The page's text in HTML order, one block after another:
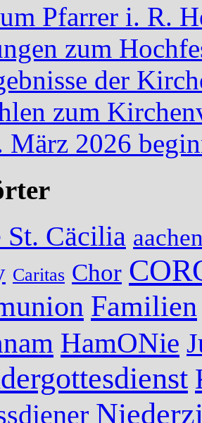
Pfarrer i. R.
zum
der
zum
März 2026
St. Cäcilia
Caritas Chor
Familien
HamONie